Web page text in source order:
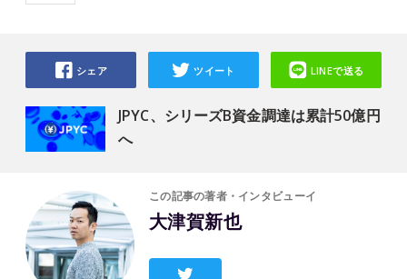
JPYC、シリーズB資金調達は累計50億円
へ
シェア ツイート LINEで送る
この記事の著者・インタビューイ
大津賀新也